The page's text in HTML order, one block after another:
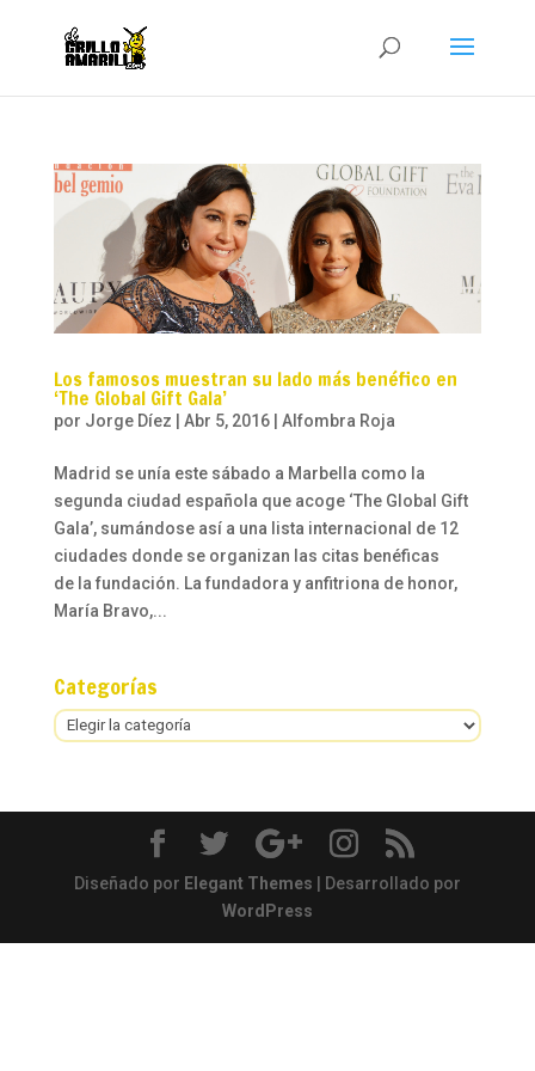
Los famosos muestran su lado más benéfico en
‘The Global Gift Gala’
por Jorge Díez | Abr 5, 2016| Alfombra Roja
Madrid se unía este sábado a Marbella como la
segunda ciudad española que acoge ‘The Global Gift
Gala’, sumándose así a una lista internacional de 12
ciudades donde se organizan las citas benéficas
de la fundación. La fundadora y anfitriona de honor,
María Bravo,...
Categorías
Categorías
Diseñado por Elegant Themes | Desarrollado por
WordPress